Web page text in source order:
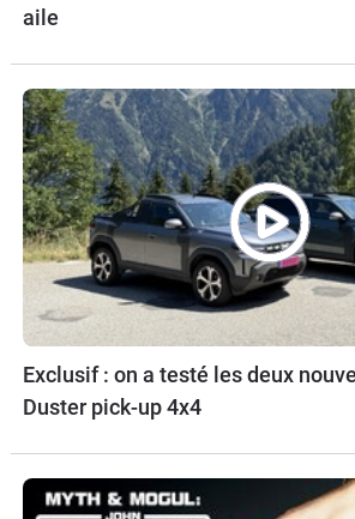
aile
Exclusif : on a testé les deux
Duster pick-up 4x4